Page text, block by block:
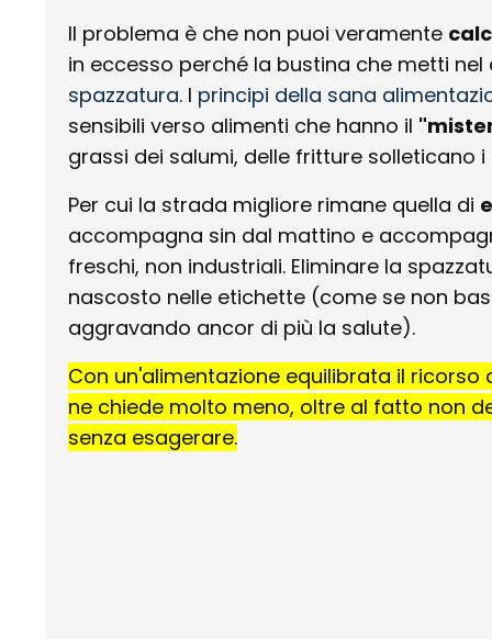
Il problema è che non puoi veramente
in eccesso perché la bustina che metti
spazzatura. I principi della sana
sensibili verso alimenti che hanno il
grassi dei salumi, delle fritture solleticano
Per cui la strada migliore rimane quella di
accompagna sin dal mattino e
freschi, non industriali. Eliminare la
nascosto nelle etichette (come se non
aggravando ancor di più la salute).
Con un'alimentazione equilibrata il
ne chiede molto meno, oltre al fatto non
senza esagerare.